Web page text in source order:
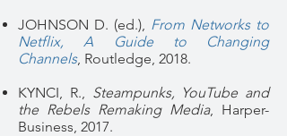
JOHNSON D. (ed.), From Networks to
Netflix, A Guide to Changing
Channels, Routledge, 2018.
KYNCI, R., Steampunks, YouTube and
the Rebels Remaking Media, Harper-
Business, 2017.